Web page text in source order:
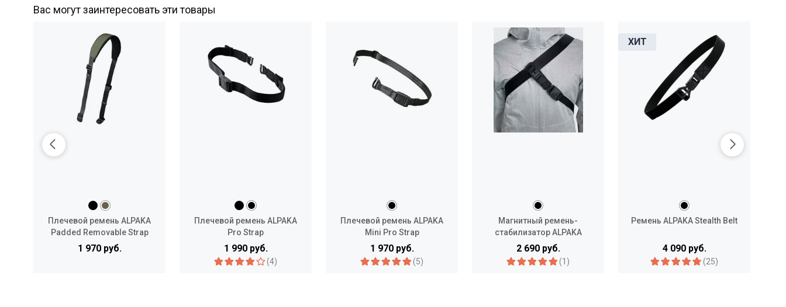
Вас могут заинтересовать эти товары
Плечевой ремень ALPAKA
Padded Removable Strap
1 970 руб.
Плечевой ремень ALPAKA
Pro Strap
1 990 руб.
(4)
Плечевой ремень ALPAKA
Mini Pro Strap
1 970 руб.
(5)
Магнитный ремень-
стабилизатор ALPAKA
Magnetic Stabilizer Strap
2 690 руб.
(1)
Ремень ALPAKA Stealth Belt
4 090 руб.
(25)